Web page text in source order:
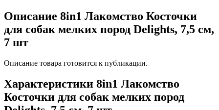
Описание 8in1 Лакомство Косточки
для собак мелких пород Delights, 7,5 см,
7 шт
Описание товара готовится к публикации.
Характеристики 8in1 Лакомство
Косточки для собак мелких пород